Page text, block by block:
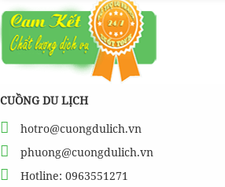
CUỒNG DU LỊCH
hotro@cuongdulich.vn
phuong@cuongdulich.vn
Hotline: 0963551271